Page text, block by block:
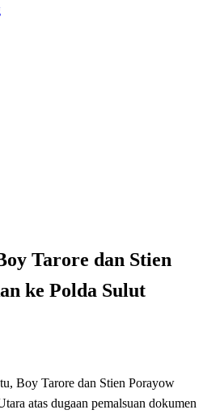
Tarore dan Stien
ke Polda Sulut
Boy Tarore dan Stien Porayow
atas dugaan pemalsuan dokumen